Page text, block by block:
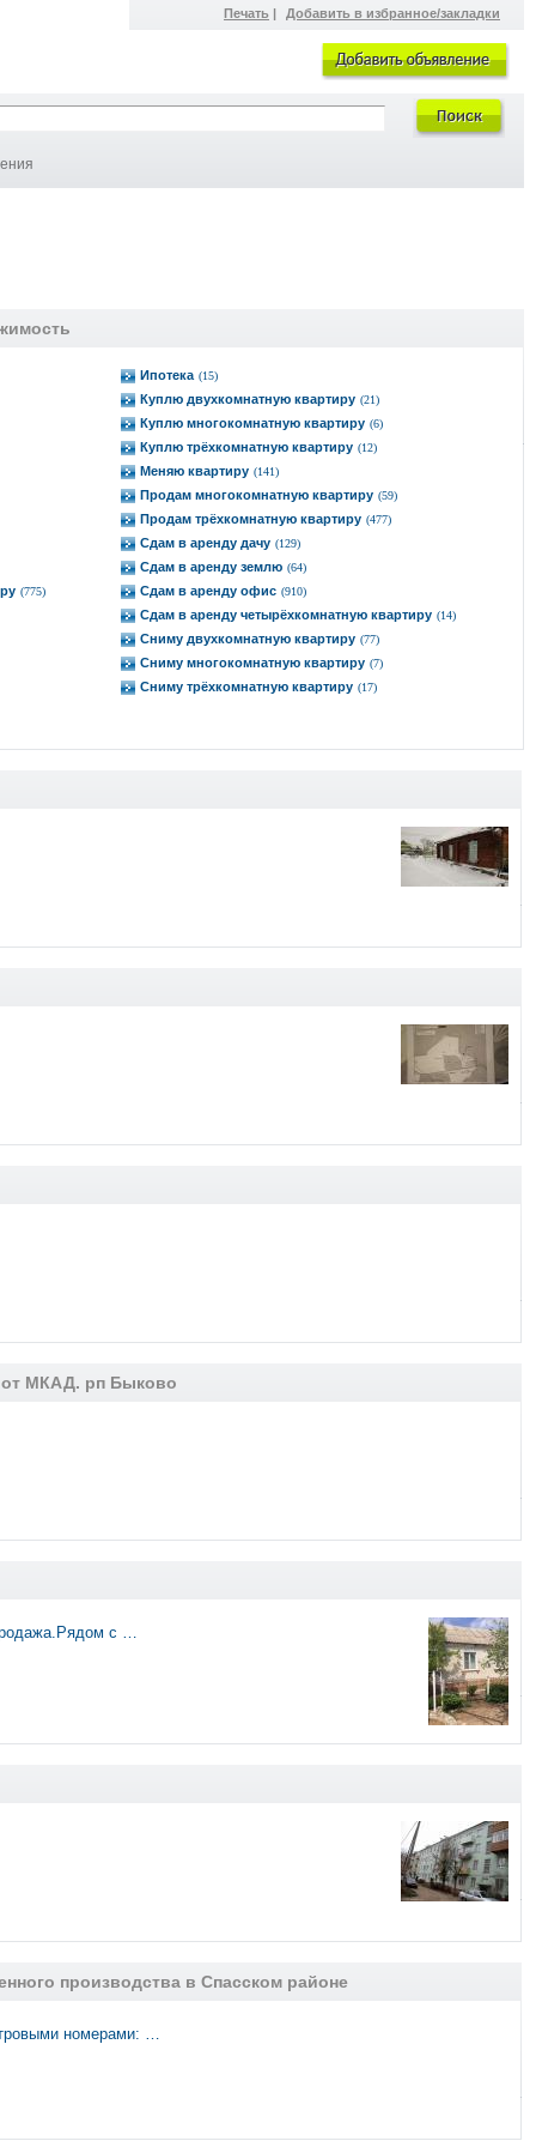
Печать | Добавить в избранное/закладки
Ипотека (15)
Куплю двухкомнатную квартиру (21)
Куплю многокомнатную квартиру (6)
Куплю трёхкомнатную квартиру (12)
Меняю квартиру (141)
Продам многокомнатную квартиру (59)
Продам трёхкомнатную квартиру (477)
Сдам в аренду дачу (129)
Сдам в аренду землю (64)
(775) Сдам в аренду офис (910)
Сдам в аренду четырёхкомнатную квартиру (14)
Сниму двухкомнатную квартиру (77)
Сниму многокомнатную квартиру (7)
Сниму трёхкомнатную квартиру (17)
от МКАД. рп Быково
с …
производства в Спасском районе
номерами: …